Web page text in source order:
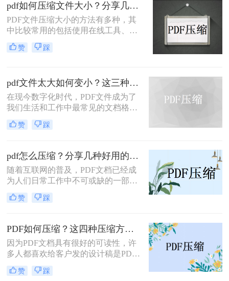
关pdf文件怎么压缩大小的方法，帮助
您解决这个烦恼。
pdf如何压缩文件大小？分享几种好用的压缩方法！
PDF文件压缩大小的方法有多种，其
中比较常用的包括使用在线工具、软
件以及一些特定的技术。下面我们将
介绍pdf如何压缩文件大小方法，帮助
赞 踩
pdf文件太大如何变小？这三种方法值得一试！
在现今数字化时代，PDF文件成为了
我们生活和工作中最常见的文档格式
之一。然而，有时候我们会遇到一个
问题，即PDF文件太大，导致加载速
便。那么，pdf文件太大如何变小呢？
本文将为您介绍一些有效的方法。
赞 踩
pdf怎么压缩？分享几种好用的压缩方法！
随着互联网的普及，PDF文档已经成
为人们日常工作中不可或缺的一部
分。然而，大型的PDF文件不仅占用
存储空间，还会导致传输和分享过程
够压缩PDF文件大小的方法。本文将
介绍一些pdf怎么压缩的技巧，帮助您
轻松压缩PDF文件，高效管理您的文
档。
赞 踩
PDF如何压缩？这四种压缩方法快来学~
因为PDF文档具有很好的可读性，许
多人都喜欢给客户发的设计稿是PDF
文档。而且这些包含设计内容的PDF
文件往往体积较大，在上传某些传输
赞 踩